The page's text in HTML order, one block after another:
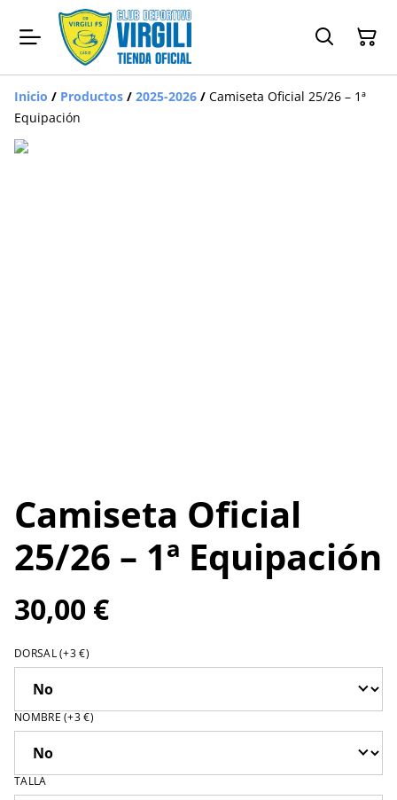
Inicio / Productos / 2025-2026 / Camiseta Oficial 25/26 – 1ª
Equipación
Camiseta Oficial
25/26 – 1ª Equipación
30,00 €
DORSAL (+3 €)
NOMBRE (+3 €)
TALLA